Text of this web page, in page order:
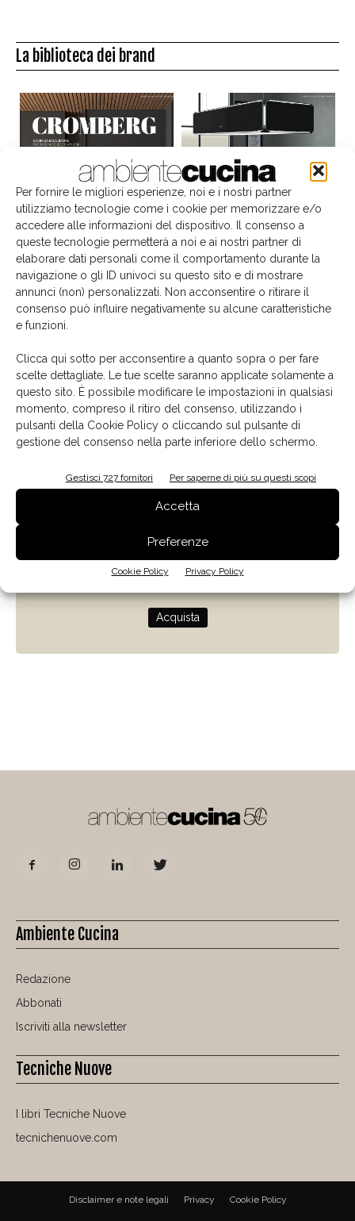
Per fornire le migliori esperienze, noi e i nostri partner
utilizziamo tecnologie come i cookie per memorizzare e/o
accedere alle informazioni del dispositivo. Il consenso a
queste tecnologie permetterà a noi e ai nostri partner di
elaborare dati personali come il comportamento durante la
navigazione o gli ID univoci su questo sito e di mostrare
annunci (non) personalizzati. Non acconsentire o ritirare il
consenso può influire negativamente su alcune caratteristiche
e funzioni.
Clicca qui sotto per acconsentire a quanto sopra o per fare
scelte dettagliate. Le tue scelte saranno applicate solamente a
questo sito. È possibile modificare le impostazioni in qualsiasi
momento, compreso il ritiro del consenso, utilizzando i
pulsanti della Cookie Policy o cliccando sul pulsante di
gestione del consenso nella parte inferiore dello schermo.
Gestisci 727 fornitori Per saperne di più su questi scopi
Accetta
Preferenze
Cookie Policy Privacy Policy
La biblioteca dei brand
Progettare con la luce naturale
di Giulio Camiz
Acquista
Ambiente Cucina
Redazione
Abbonati
Iscriviti alla newsletter
Tecniche Nuove
I libri Tecniche Nuove
tecnichenuove.com
Disclaimer e note legali Privacy Cookie Policy